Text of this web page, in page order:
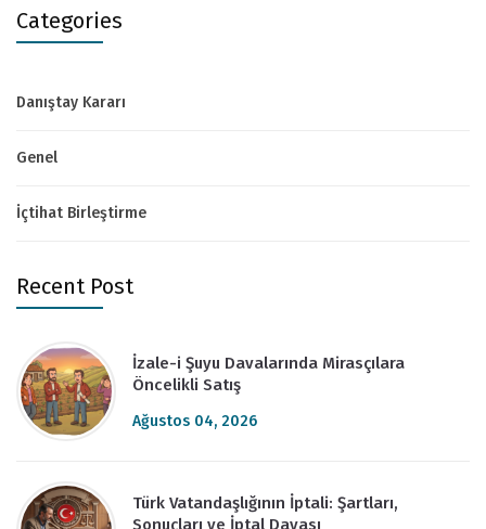
Categories
Danıştay Kararı
Genel
İçtihat Birleştirme
Recent Post
İzale-i Şuyu Davalarında Mirasçılara
Öncelikli Satış
Ağustos 04, 2026
Türk Vatandaşlığının İptali: Şartları,